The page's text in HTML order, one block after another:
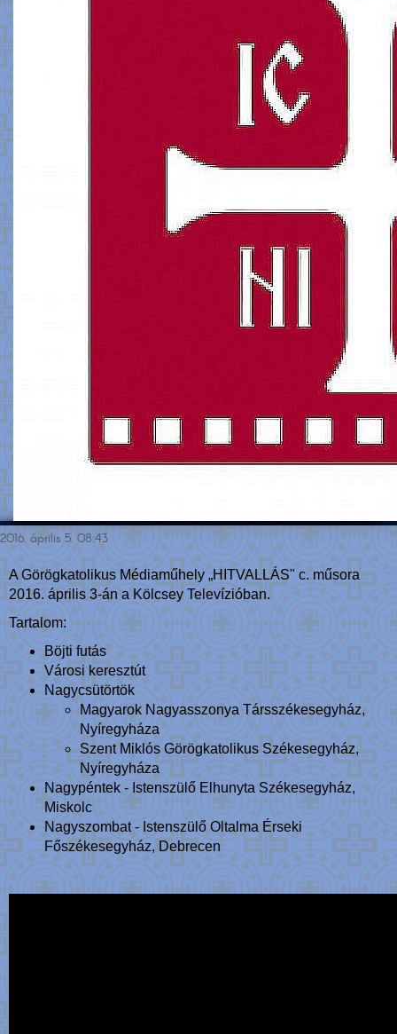
2016. április 5. 08:43
A Görögkatolikus Médiaműhely „HITVALLÁS" c. műsora
2016. április 3-án a Kölcsey Televízióban.
Tartalom:
Böjti futás
Városi keresztút
Nagycsütörtök
Magyarok Nagyasszonya Társszékesegyház,
Nyíregyháza
Szent Miklós Görögkatolikus Székesegyház,
Nyíregyháza
Nagypéntek - Istenszülő Elhunyta Székesegyház,
Miskolc
Nagyszombat - Istenszülő Oltalma Érseki
Főszékesegyház, Debrecen